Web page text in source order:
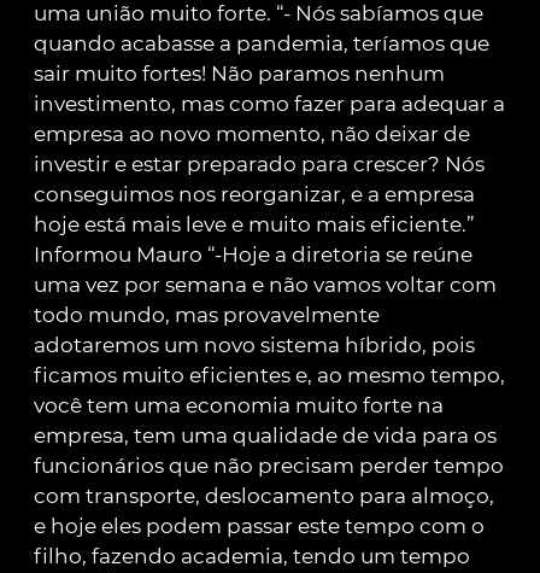
uma união muito forte. “- Nós sabíamos que
quando acabasse a pandemia, teríamos que
sair muito fortes! Não paramos nenhum
investimento, mas como fazer para adequar a
empresa ao novo momento, não deixar de
investir e estar preparado para crescer? Nós
conseguimos nos reorganizar, e a empresa
hoje está mais leve e muito mais eficiente.”
Informou Mauro “-Hoje a diretoria se reúne
uma vez por semana e não vamos voltar com
todo mundo, mas provavelmente
adotaremos um novo sistema híbrido, pois
ficamos muito eficientes e, ao mesmo tempo,
você tem uma economia muito forte na
empresa, tem uma qualidade de vida para os
funcionários que não precisam perder tempo
com transporte, deslocamento para almoço,
e hoje eles podem passar este tempo com o
filho, fazendo academia, tendo um tempo